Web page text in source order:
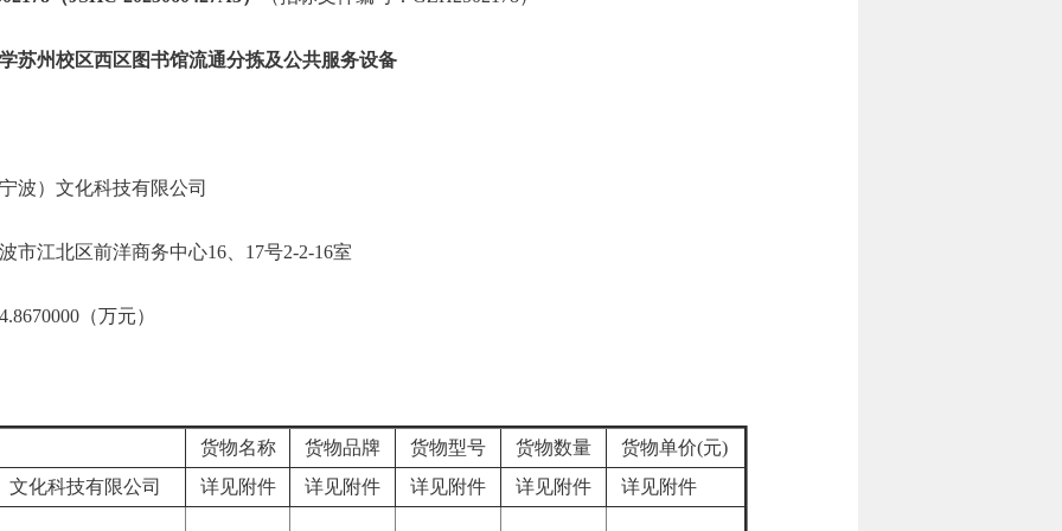
苏州校区西区图书馆流通分拣及公共服务设备
波）文化科技有限公司
市江北区前洋商务中心16、17号2-2-16室
（万元）
货物名称 货物品牌 货物型号 货物数量
货物单价(元)
化科技有限公司
详见附件 详见附件 详见附件 详见附件 详见附件